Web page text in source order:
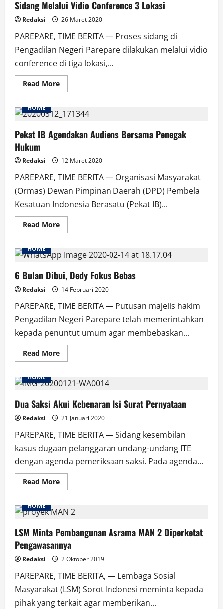
Parepare
Sidang Melalui Vidio Conference 3 Lokasi
Redaksi 26 Maret 2020
PAREPARE, TIME BERITA — Proses sidang di
Pengadilan Negeri Parepare dilakukan melalui vidio
conference di tiga lokasi,...
Read MoreRead
more
Melalui
Vidio
3
Lokasi
HOME
Pekat IB Agendakan Audiens Bersama Penegak
Hukum
Redaksi 12 Maret 2020
PAREPARE, TIME BERITA — Organisasi Masyarakat
(Ormas) Dewan Pimpinan Daerah (DPD) Pembela
Kesatuan Indonesia Berasatu (Pekat IB)...
Read MoreRead
more
IB
Agendakan
Bersama
Penegak
Hukum
HOME
6 Bulan Dibui, Dedy Fokus Bebas
Redaksi 14 Februari 2020
PAREPARE, TIME BERITA — Putusan majelis hakim
Pengadilan Negeri Parepare telah memerintahkan
kepada penuntut umum agar membebaskan...
Read MoreRead
more
Bulan
Dibui,
Fokus
Bebas
HOME
Dua Saksi Akui Kebenaran Isi Surat Pernyataan
Redaksi 21 Januari 2020
PAREPARE, TIME BERITA — Sidang kesembilan
kasus dugaan pelanggaran undang-undang ITE
dengan agenda pemeriksaan saksi. Pada agenda...
Read MoreRead
more
Saksi
Akui
Isi
Surat
Pernyataan
HOME
LSM Minta Pembangunan Asrama MAN 2 Diperketat
Pengawasannya
Redaksi 2 Oktober 2019
PAREPARE, TIME BERITA, — Lembaga Sosial
Masyarakat (LSM) Sorot Indonesi meminta kepada
pihak yang terkait agar memberikan...